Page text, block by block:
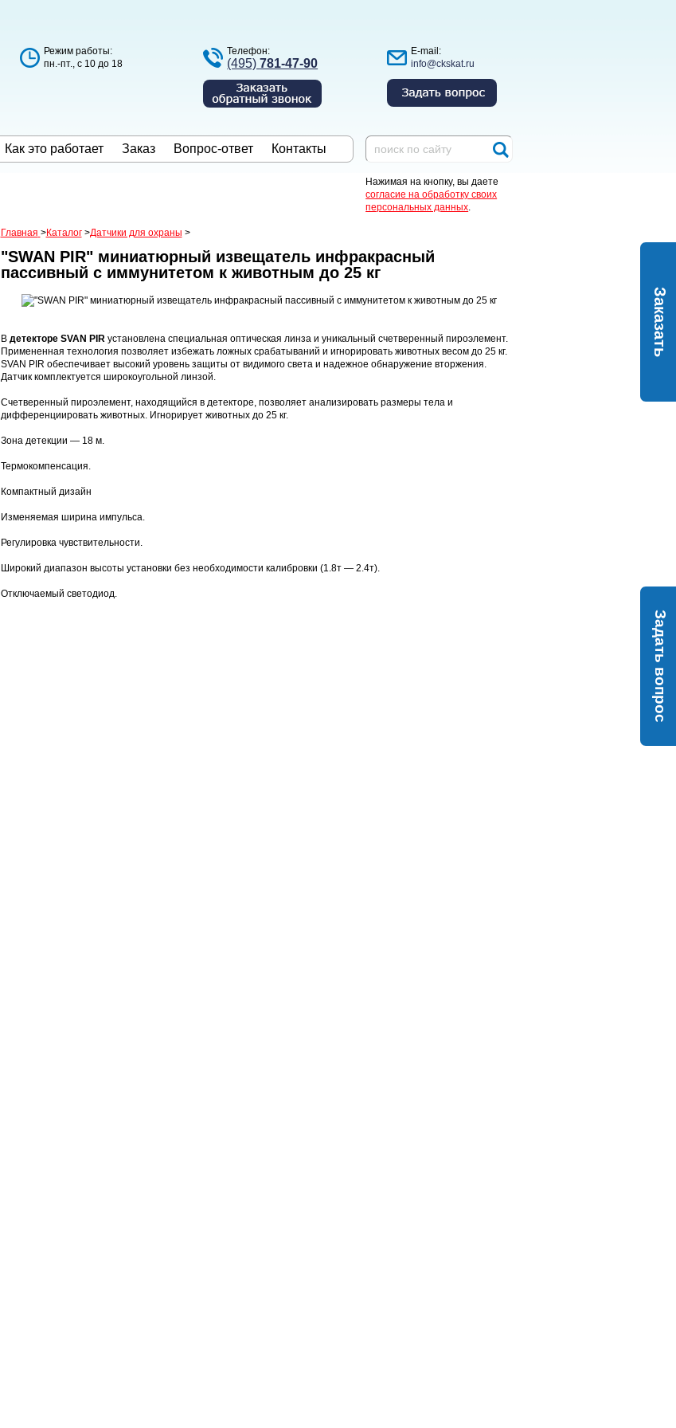
Задать вопрос
Заказать
Режим работы:
пн.-пт., с 10 до 18
Телефон:
(495)781-47-90
E-mail:
info@ckskat.ru
Как это работает Заказ Вопрос-ответ Контакты
Нажимая на кнопку, вы даете
согласие на обработку своих
персональных данных.
Главная >Каталог>Датчики для охраны >
"SWAN PIR" миниатюрный извещатель инфракрасный
пассивный c иммунитетом к животным до 25 кг
В детекторе SVAN PIRустановлена специальная оптическая линза и уникальный счетверенный пироэлемент.
Примененная технология позволяет избежать ложных срабатываний и игнорировать животных весом до 25 кг.
SVAN PIR обеспечивает высокий уровень защиты от видимого света и надежное обнаружение вторжения.
Датчик комплектуется широкоугольной линзой.
Счетверенный пироэлемент, находящийся в детекторе, позволяет анализировать размеры тела и
дифференциировать животных. Игнорирует животных до 25 кг.
Зона детекции — 18 м.
Термокомпенсация.
Компактный дизайн
Изменяемая ширина импульса.
Регулировка чувствительности.
Широкий диапазон высоты установки без необходимости калибровки (1.8т — 2.4т).
Отключаемый светодиод.